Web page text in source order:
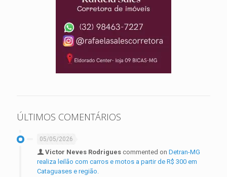
ÚLTIMOS COMENTÁRIOS
05/05/2026
Victor Neves Rodrigues commented on Detran-MG
realiza leilão com carros e motos a partir de R$ 300 em
Cataguases e região.